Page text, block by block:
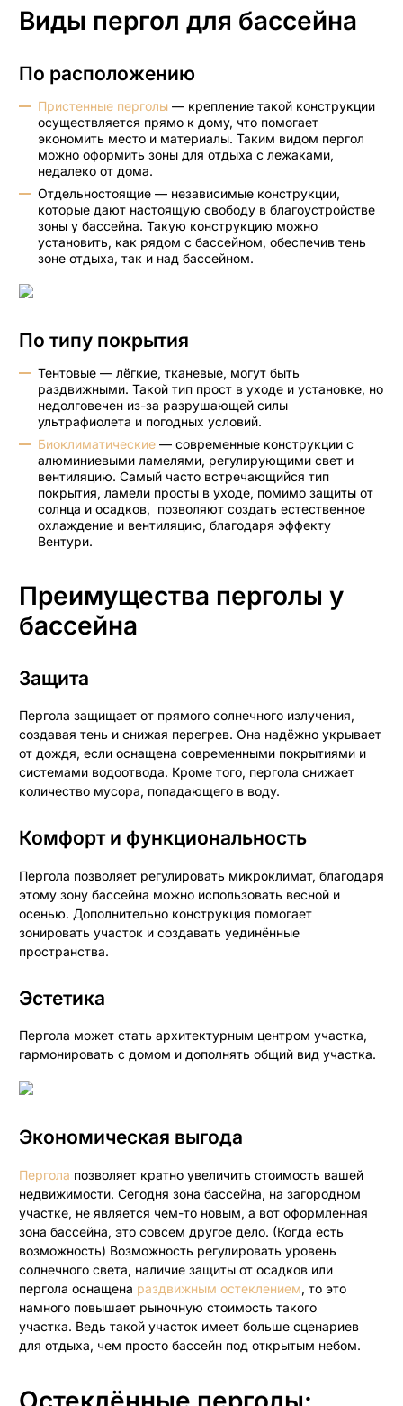
Выдвижные маркизы
Кассетные маркизы
Виды пергол для бассейна
По расположению
Пристенные перголы — крепление такой конструкции
осуществляется прямо к дому, что помогает
экономить место и материалы. Таким видом пергол
можно оформить зоны для отдыха с лежаками,
недалеко от дома.
Отдельностоящие — независимые конструкции,
которые дают настоящую свободу в благоустройстве
зоны у бассейна. Такую конструкцию можно
установить, как рядом с бассейном, обеспечив тень
зоне отдыха, так и над бассейном.
По типу покрытия
Тентовые — лёгкие, тканевые, могут быть
раздвижными. Такой тип прост в уходе и установке, но
недолговечен из-за разрушающей силы
ультрафиолета и погодных условий.
Биоклиматические — современные конструкции с
алюминиевыми ламелями, регулирующими свет и
вентиляцию. Самый часто встречающийся тип
покрытия, ламели просты в уходе, помимо защиты от
солнца и осадков, позволяют создать естественное
охлаждение и вентиляцию, благодаря эффекту
Вентури.
Преимущества перголы у
бассейна
Защита
Пергола защищает от прямого солнечного излучения,
создавая тень и снижая перегрев. Она надёжно укрывает
от дождя, если оснащена современными покрытиями и
системами водоотвода. Кроме того, пергола снижает
количество мусора, попадающего в воду.
Комфорт и функциональность
Пергола позволяет регулировать микроклимат, благодаря
этому зону бассейна можно использовать весной и
осенью. Дополнительно конструкция помогает
зонировать участок и создавать уединённые
пространства.
Эстетика
Пергола может стать архитектурным центром участка,
гармонировать с домом и дополнять общий вид участка.
Экономическая выгода
Пергола позволяет кратно увеличить стоимость вашей
недвижимости. Сегодня зона бассейна, на загородном
участке, не является чем-то новым, а вот оформленная
зона бассейна, это совсем другое дело. (Когда есть
возможность) Возможность регулировать уровень
солнечного света, наличие защиты от осадков или
пергола оснащена раздвижным остеклением, то это
намного повышает рыночную стоимость такого
участка. Ведь такой участок имеет больше сценариев
для отдыха, чем просто бассейн под открытым небом.